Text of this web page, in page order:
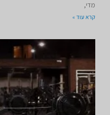
מדי,
קרא עוד »